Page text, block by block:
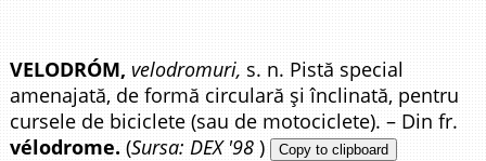
VELODRÓM, velodromuri, s. n. Pistă special
amenajată, de formă circulară și înclinată, pentru
cursele de biciclete (sau de motociclete). – Din fr.
vélodrome. (Sursa: DEX '98 ) Copy to clipboard